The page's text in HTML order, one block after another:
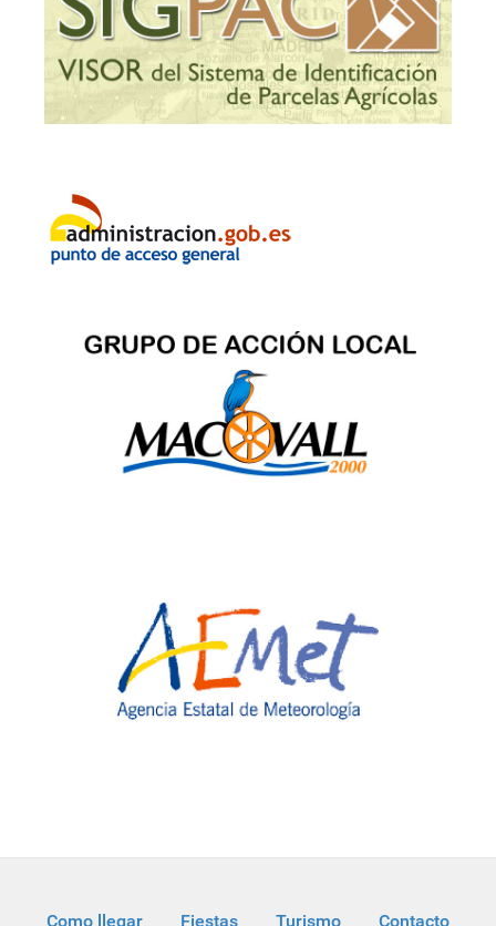
Como llegar Fiestas Turismo Contacto